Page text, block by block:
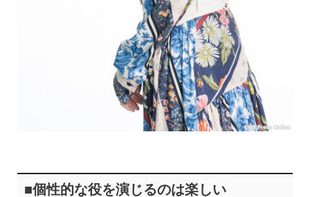
■個性的な役を演じるのは楽しい